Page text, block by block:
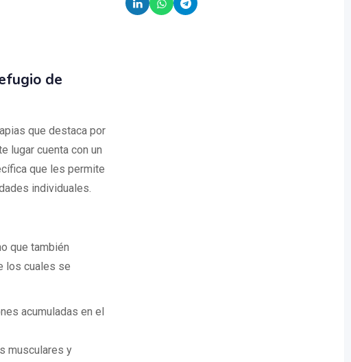
de
que destaca por
lugar cuenta con un
que les permite
individuales.
que también
los cuales se
acumuladas en el
musculares y